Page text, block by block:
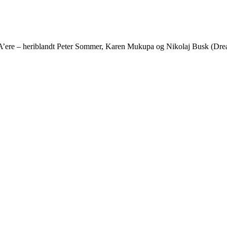
– heriblandt Peter Sommer, Karen Mukupa og Nikolaj Busk